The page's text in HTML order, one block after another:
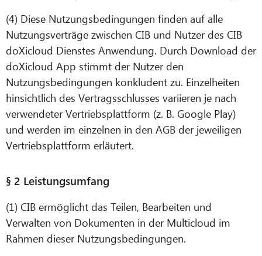
(4) Diese Nutzungsbedingungen finden auf alle
Nutzungsverträge zwischen CIB und Nutzer des CIB
doXicloud Dienstes Anwendung. Durch Download der
doXicloud App stimmt der Nutzer den
Nutzungsbedingungen konkludent zu. Einzelheiten
hinsichtlich des Vertragsschlusses variieren je nach
verwendeter Vertriebsplattform (z. B. Google Play)
und werden im einzelnen in den AGB der jeweiligen
Vertriebsplattform erläutert.
§ 2 Leistungsumfang
(1) CIB ermöglicht das Teilen, Bearbeiten und
Verwalten von Dokumenten in der Multicloud im
Rahmen dieser Nutzungsbedingungen.
CIB AI ChatBot
Olá! O que posso fazer por si?